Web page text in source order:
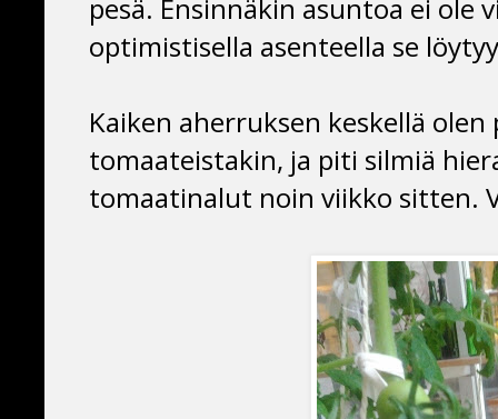
pesä. Ensinnäkin asuntoa ei ole
optimistisella asenteella se
Kaiken aherruksen keskellä
tomaateistakin, ja piti silmiä
tomaatinalut noin viikko sitten.